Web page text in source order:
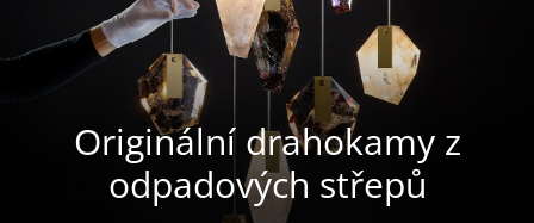
Originální drahokamy z
odpadových střepů